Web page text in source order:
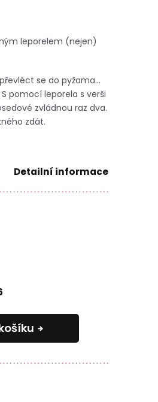
leporelem (nejen)
se do pyžama…
pomocí leporela s verši
zvládnou raz dva.
zdát.
Detailní informace